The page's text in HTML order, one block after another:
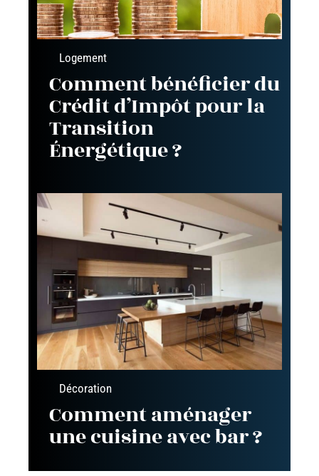
Logement
Comment bénéficier du
Crédit d’Impôt pour la
Transition
Énergétique ?
Décoration
Comment aménager
une cuisine avec bar ?